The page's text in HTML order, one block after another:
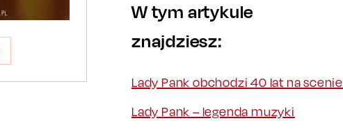
W tym artykule
znajdziesz:
Lady Pank obchodzi 40 lat na scenie
Lady Pank – legenda muzyki